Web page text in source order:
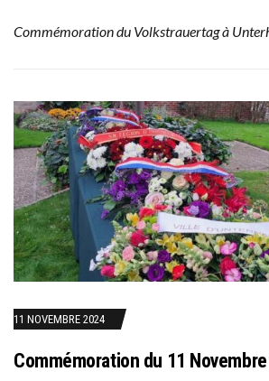
Commémoration du Volkstrauertag à
11 NOVEMBRE 2024
Commémoration du 11